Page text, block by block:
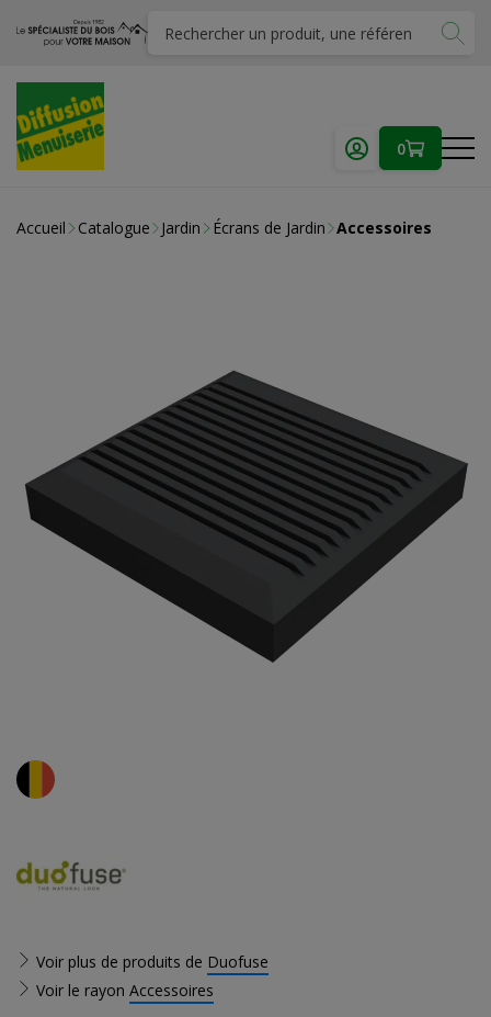
0
Accueil Catalogue Jardin Écrans de Jardin Accessoires
Voir plus de produits de Duofuse
Voir le rayon Accessoires